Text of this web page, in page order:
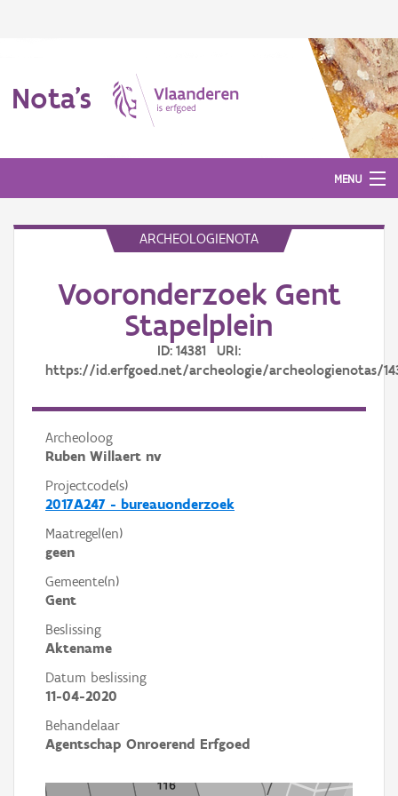
Nota's
MENU
Aanmelden
ARCHEOLOGIENOTA
Vooronderzoek Gent
Stapelplein
ID: 14381 URI:
https://id.erfgoed.net/archeologie/archeologienotas/
Archeoloog
Ruben Willaert nv
Projectcode(s)
2017A247 - bureauonderzoek
Maatregel(en)
geen
Gemeente(n)
Gent
Beslissing
Aktename
Datum beslissing
11-04-2020
Behandelaar
Agentschap Onroerend Erfgoed